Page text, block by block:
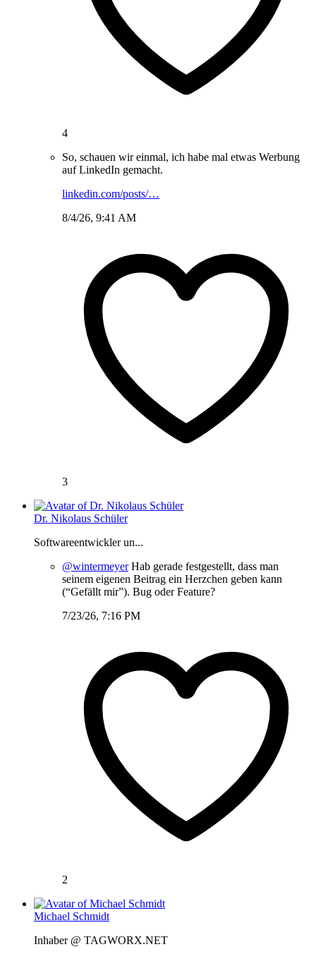
4
So, schauen wir einmal, ich habe mal etwas Werbung
auf LinkedIn gemacht.
linkedin.com/posts/…
8/4/26, 9:41 AM
3
Dr. Nikolaus Schüler
Softwareentwickler un...
@wintermeyerHab gerade festgestellt, dass man
seinem eigenen Beitrag ein Herzchen geben kann
(“Gefällt mir”). Bug oder Feature?
7/23/26, 7:16 PM
2
Michael Schmidt
Inhaber @ TAGWORX.NET